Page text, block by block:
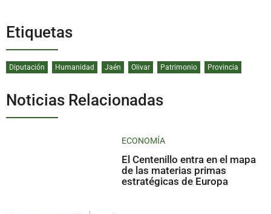
Etiquetas
Diputación Humanidad Jaén Olivar Patrimonio Provincia
Noticias Relacionadas
ECONOMÍA
El Centenillo entra en el mapa
de las materias primas
estratégicas de Europa